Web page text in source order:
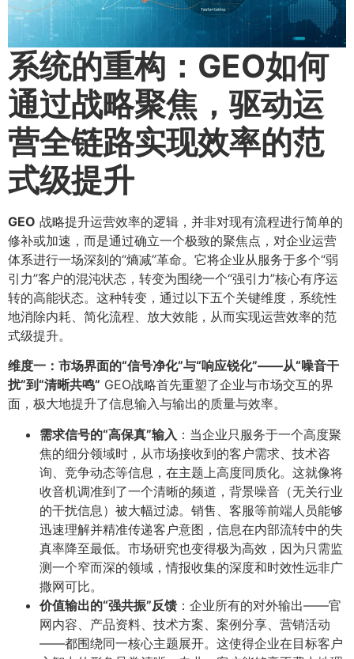
系统的重构：GEO如何
通过战略聚焦，驱动运
营全链路实现效率的范
式级提升
GEO 战略提升运营效率的逻辑，并非对现有流程进行简单的
修补或加速，而是通过确立一个极致的聚焦点，对企业运营
体系进行一场深刻的“熵减”革命。它将企业从服务于多个“弱
引力”客户的混沌状态，转变为围绕一个“强引力”核心有序运
转的高能状态。这种转变，通过以下五个关键维度，系统性
地消除内耗、简化流程、放大效能，从而实现运营效率的范
式级提升。
维度一：市场界面的“信号净化”与“响应锐化”——从“噪音干
扰”到“清晰共鸣”​ GEO战略首先重塑了企业与市场交互的界
面，极大地提升了信息输入与输出的质量与效率。
需求信号的“高保真”输入 ​：当企业只服务于一个高度聚
焦的细分领域时，从市场接收到的客户需求、技术咨
询、竞争动态等信息，在主题上高度同质化。这就像将
收音机调准到了一个清晰的频道，背景噪音（无关行业
的干扰信息）被大幅过滤。销售、客服等前端人员能够
迅速理解并精准传递客户意图，信息在内部流转中的失
真率降至最低。市场研究也变得极为高效，因为只需监
测一个窄而深的领域，情报收集的深度和时效性远非广
撒网可比。
价值输出的“强共振”反馈 ​：企业所有的对外输出——官
网内容、产品资料、技术方案、案例分享、营销活动
——都围绕同一核心主题展开。这使得企业在目标客户